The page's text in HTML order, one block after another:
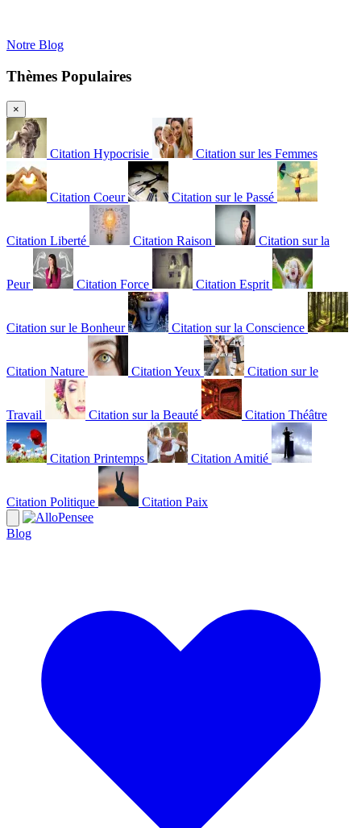
Notre Blog
Thèmes Populaires
×
Citation Hypocrisie Citation sur les Femmes
Citation Coeur Citation sur le Passé
Citation Liberté Citation Raison Citation sur la
Peur Citation Force Citation Esprit
Citation sur le Bonheur Citation sur la Conscience
Citation Nature Citation Yeux Citation sur le
Travail Citation sur la Beauté Citation Théâtre
Citation Printemps Citation Amitié
Citation Politique Citation Paix
Blog